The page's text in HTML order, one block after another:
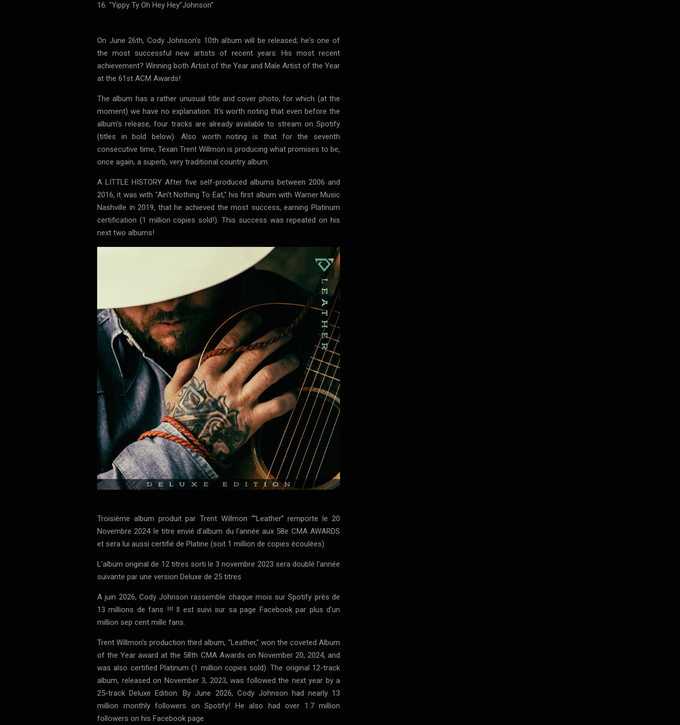
"Yippy Ty Oh Hey Hey"Johnson''
On June 26th, Cody Johnson's 10th album will be released; he's one of
the most successful new artists of recent years. His most recent
achievement? Winning both Artist of the Year and Male Artist of the Year
at the 61st ACM Awards!
The album has a rather unusual title and cover photo, for which (at the
moment) we have no explanation. It's worth noting that even before the
album's release, four tracks are already available to stream on Spotify
(titles in bold below). Also worth noting is that for the seventh
consecutive time, Texan Trent Willmon is producing what promises to be,
once again, a superb, very traditional country album.
A LITTLE HISTORY After five self-produced albums between 2006 and
2016, it was with "Ain't Nothing To Eat," his first album with Warner Music
Nashville in 2019, that he achieved the most success, earning Platinum
certification (1 million copies sold!). This success was repeated on his
next two albums!
Troisième album produit par Trent Willmon ''''Leather'' remporte le 20
Novembre 2024 le titre envié d'album du l'année aux 58e CMA AWARDS
et sera lui aussi certifié de Platine (soit 1 million de copies écoulées).
L'album original de 12 titres sorti le 3 novembre 2023 sera doublé l'année
suivante par une version Deluxe de 25 titres
A juin 2026, Cody Johnson rassemble chaque mois sur Spotify près de
13 millions de fans !!! Il est suivi sur sa page Facebook par plus d'un
million sep cent mille fans.
Trent Willmon's production third album, "Leather," won the coveted Album
of the Year award at the 58th CMA Awards on November 20, 2024, and
was also certified Platinum (1 million copies sold). The original 12-track
album, released on November 3, 2023, was followed the next year by a
25-track Deluxe Edition. By June 2026, Cody Johnson had nearly 13
million monthly followers on Spotify! He also had over 1.7 million
followers on his Facebook page.